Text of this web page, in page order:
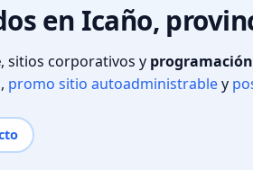
en Icaño,
, sitios corporativos y
, promo sitio autoadministrabley